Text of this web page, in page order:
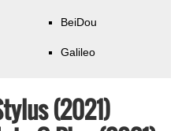
BeiDou
Galileo
(2021)